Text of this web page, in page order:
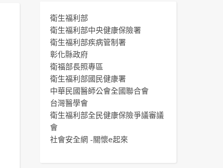
衛生福利部
衛生福利部中央健康保險署
衛生福利部疾病管制署
彰化縣政府
衛福部長照專區
衛生福利部國民健康署
中華民國醫師公會全國聯合會
台灣醫學會
衛生福利部全民健康保險爭議審議
會
社會安全網 -關懷e起來